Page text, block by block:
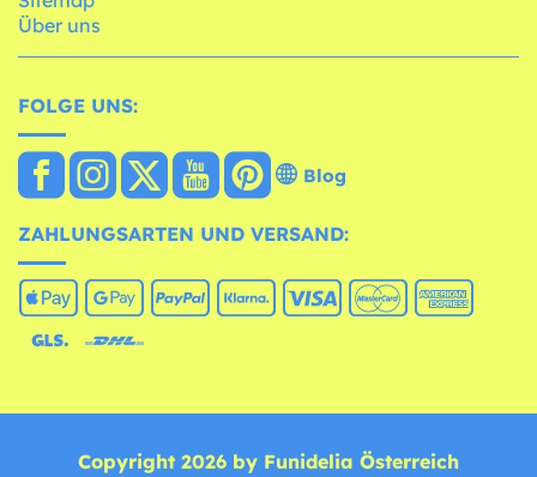
Über uns
FOLGE UNS:
Blog
ZAHLUNGSARTEN UND VERSAND:
Copyright 2026 by Funidelia Österreich